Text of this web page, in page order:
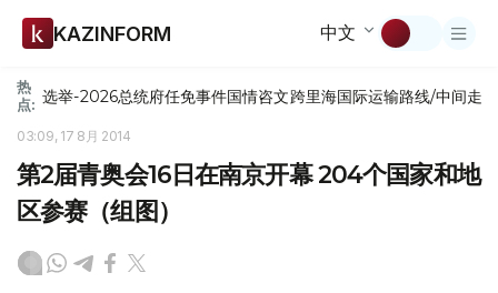
KAZINFORM 中文
热
点: 选举-2026总统府任免事件国情咨文跨里海国际运输路线/中间走廊
03:09, 17 8月 2014
第2届青奥会16日在南京开幕 204个国家和地
区参赛（组图）